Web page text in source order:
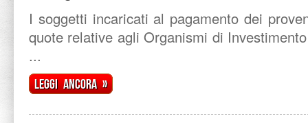
I soggetti incaricati al pagamento dei
quote relative agli Organismi di
...
Leggi ancora »